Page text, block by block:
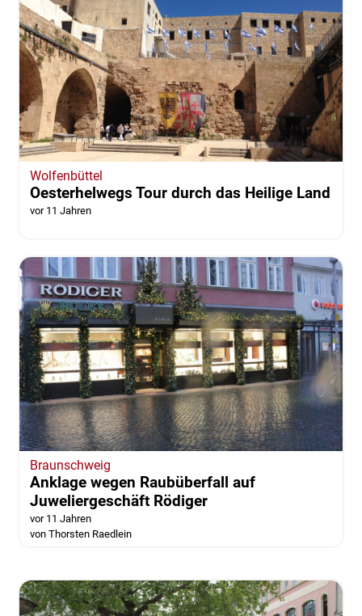
Wolfenbüttel
Oesterhelwegs Tour durch das Heilige Land
vor 11 Jahren
Braunschweig
Anklage wegen Raubüberfall auf
Juweliergeschäft Rödiger
vor 11 Jahren
von Thorsten Raedlein